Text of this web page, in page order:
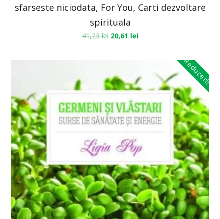
sfarseste niciodata, For You, Carti dezvoltare
spirituala
41,23lei 20,61 lei
Reduceri!